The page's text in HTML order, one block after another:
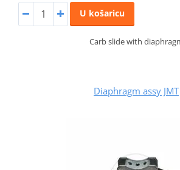
U košaricu
Carb slide with
Diaphragm assy JMT